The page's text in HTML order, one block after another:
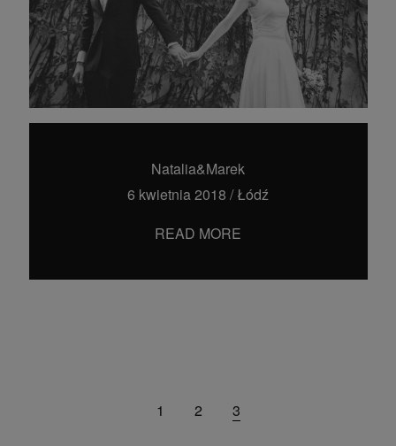
Natalia&Marek
6 kwietnia 2018 /Łódź
READ MORE
1 2 3